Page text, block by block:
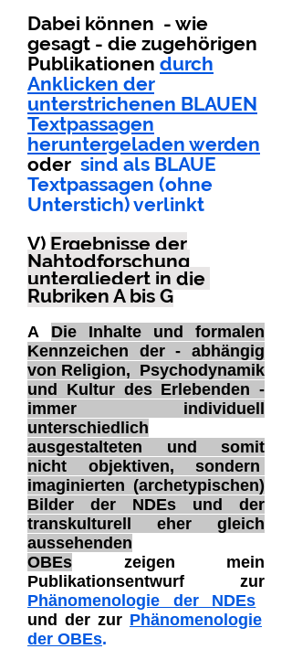
Dabei können - wie
gesagt - die zugehörigen
Publikationen durch
Anklicken der
unterstrichenen BLAUEN
Textpassagen
heruntergeladen werden
oder sind als BLAUE
Textpassagen (ohne
Unterstich) verlinkt
V)Ergebnisse der
Nahtodforschung
untergliedert in die
Rubriken A bis G
A
Die Inhalte und formalen
Kennzeichen der - abhängig
von Religion, Psychodynamik
und Kultur des Erlebenden -
immer individuell
unterschiedlich
ausgestalteten und somit
nicht objektiven, sondern
imaginierten (archetypischen)
Bilder der NDEs und der
transkulturell eher gleich
aussehenden
OBEs zeigen mein
Publikationsentwurf zur
Phänomenologie der NDEs
und der zur Phänomenologie
der OBEs.